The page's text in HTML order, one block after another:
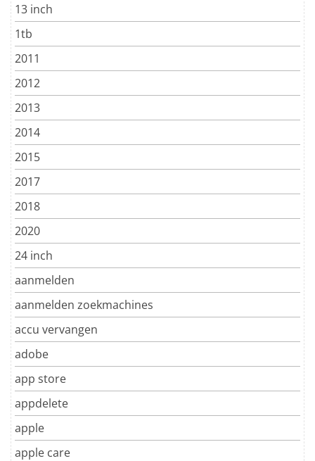
13 inch
1tb
2011
2012
2013
2014
2015
2017
2018
2020
24 inch
aanmelden
aanmelden zoekmachines
accu vervangen
adobe
app store
appdelete
apple
apple care